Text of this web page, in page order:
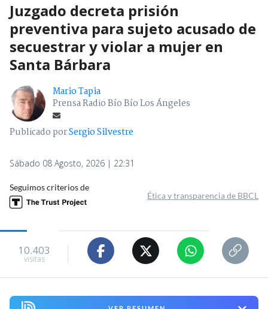
Juzgado decreta prisión
preventiva para sujeto acusado de
secuestrar y violar a mujer en
Santa Bárbara
Mario Tapia
Prensa Radio Bío Bío Los Ángeles
Publicado porSergio Silvestre
Sábado 08 Agosto, 2026 | 22:31
Seguimos criterios de
Ética y transparencia de BBCL
10.403
visitas